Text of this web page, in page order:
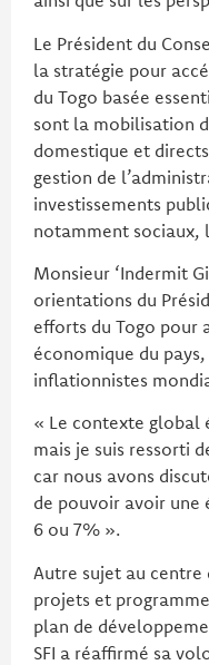
Le Président du
la stratégie pour
du Togo basée
sont la mobilisation
domestique et
gestion de
investissements
notamment sociaux,
Monsieur ‘Indermit
orientations du
efforts du Togo pour
économique du
inflationnistes
« Le contexte global
mais je suis ressorti
car nous avons
de pouvoir avoir
6 ou 7% ».
Autre sujet au centre
projets et
plan de
SFI a réaffirmé sa